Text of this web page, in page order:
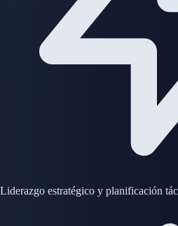
Liderazgo estratégico y planificación